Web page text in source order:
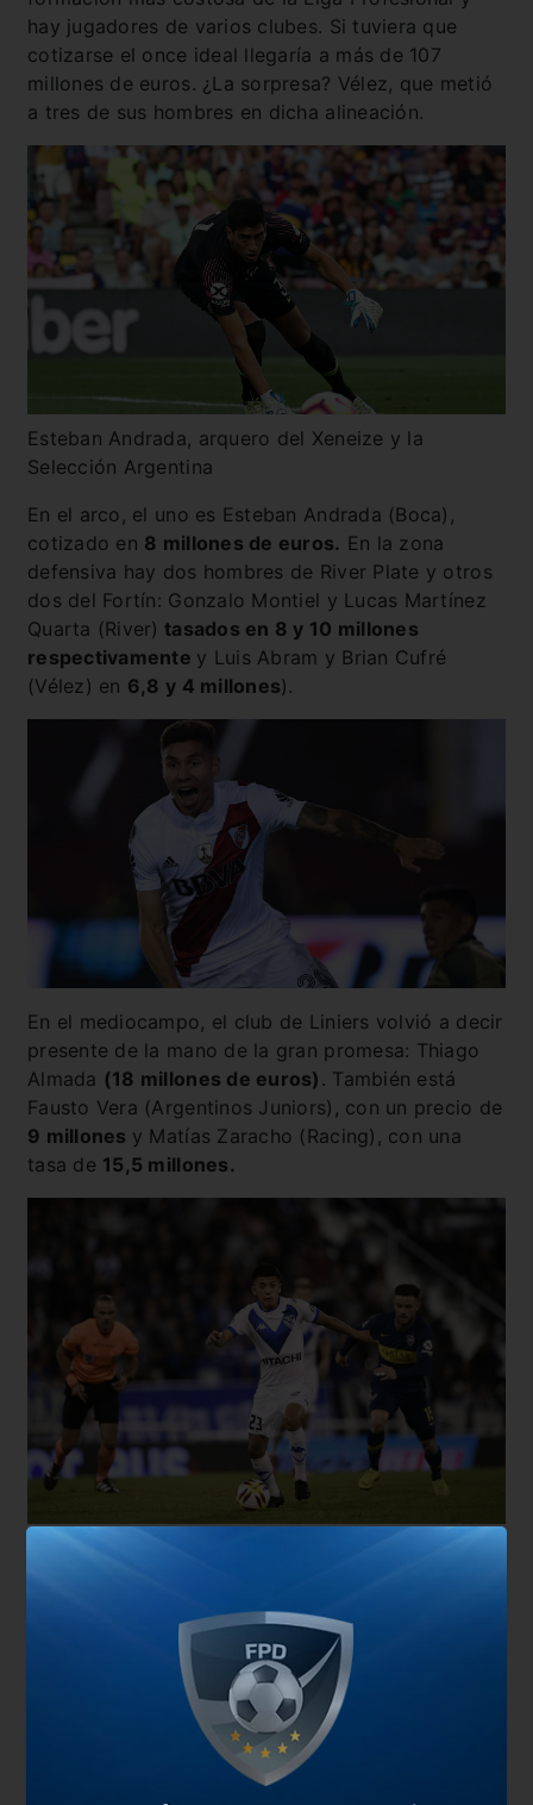
hay jugadores de varios clubes. Si tuviera que
cotizarse el once ideal llegaría a más de 107
millones de euros. ¿La sorpresa? Vélez, que metió
a tres de sus hombres en dicha alineación.
Esteban Andrada, arquero del Xeneize y la
Selección Argentina
En el arco, el uno es Esteban Andrada (Boca),
cotizado en 8 millones de euros. En la zona
defensiva hay dos hombres de River Plate y otros
dos del Fortín: Gonzalo Montiel y Lucas Martínez
Quarta (River) tasados en 8 y 10 millones
respectivamente y Luis Abram y Brian Cufré
(Vélez) en 6,8 y 4 millones).
En el mediocampo, el club de Liniers volvió a decir
presente de la mano de la gran promesa: Thiago
Almada (18 millones de euros) . También está
Fausto Vera (Argentinos Juniors), con un precio de
9 millones y Matías Zaracho (Racing), con una
tasa de 15,5 millones.
En la línea de ataque se metieron dos jugadores
Aires: Pedro de la Vega (Lanús) y Agustín Urzi
(Banfield). Ambas joyas tienen un valor de
millones de euros.
Cierra el once ideal el goleador
del Millonario, Rafael Santos Borré, valuado en